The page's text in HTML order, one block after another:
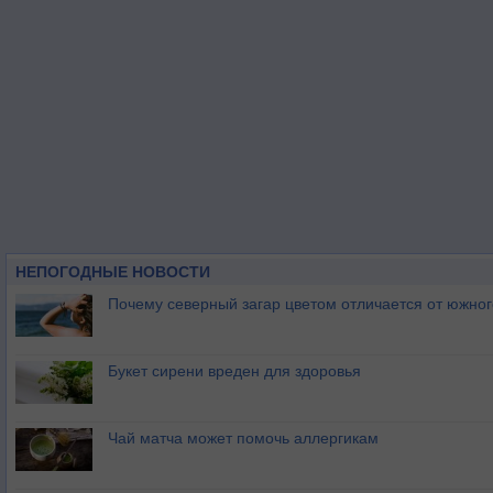
НЕПОГОДНЫЕ НОВОСТИ
Почему северный загар цветом отличается от
Букет сирени вреден для здоровья
Чай матча может помочь аллергикам